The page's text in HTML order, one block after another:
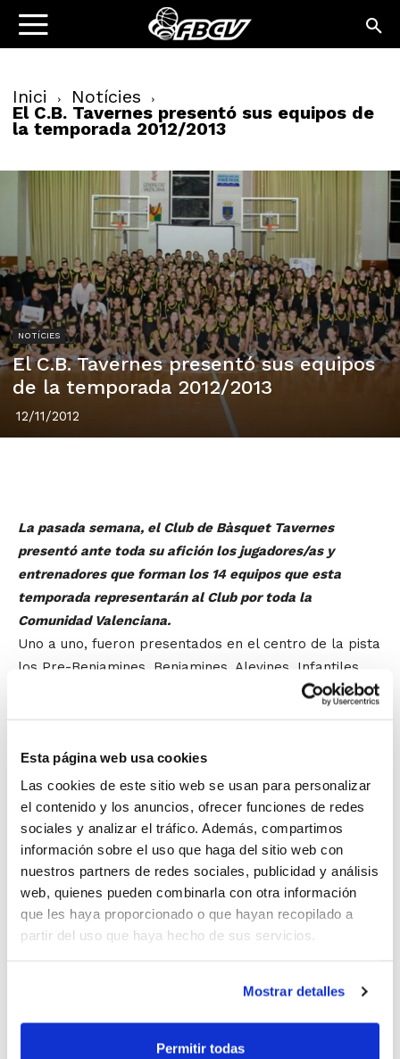
Esta página web usa cookies
Las cookies de este sitio web se usan para personalizar
el contenido y los anuncios, ofrecer funciones de redes
sociales y analizar el tráfico. Además, compartimos
información sobre el uso que haga del sitio web con
nuestros partners de redes sociales, publicidad y análisis
web, quienes pueden combinarla con otra información
que les haya proporcionado o que hayan recopilado a
partir del uso que haya hecho de sus servicios.
Mostrar detalles
Permitir todas
Inici Notícies
El C.B. Tavernes presentó sus equipos de
la temporada 2012/2013
NOTÍCIES
El C.B. Tavernes presentó sus equipos
de la temporada 2012/2013
12/11/2012
La pasada semana, el Club de Bàsquet Tavernes
presentó ante toda su afición los jugadores/as y
entrenadores que forman los 14 equipos que esta
temporada representarán al Club por toda la
Comunidad Valenciana.
Uno a uno, fueron presentados en el centro de la pista
los Pre-Benjamines, Benjamines, Alevines, Infantiles,
Cadetes, Juniors, Seniors y, finalmente y como
En el acto estuvieron el alcalde de
Tavernes de la Valldigna,Jordi Joan, y el
presidente de la Federación de Baloncesto
de la Comunidad Valenciana (FBCV),
Salvador Fabregat.